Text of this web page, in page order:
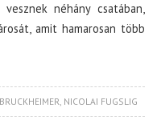
néhány csatában,
amit hamarosan több
, NICOLAI FUGSLIG